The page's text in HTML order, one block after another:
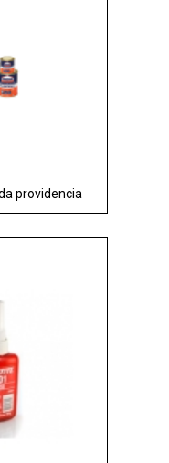
providencia